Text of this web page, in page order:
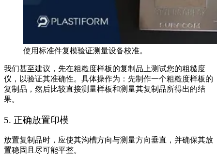
使用标准件复模验证测量设备校准。
我们甚至建议，先在粗糙度样板的复制品上测试您的粗糙度
仪，以验证其准确性。具体操作为：先制作一个粗糙度样板的
复制品，然后比较直接测量样板和测量其复制品所得出的结
果。
5. 正确放置印模
放置复制品时，应使其沟槽方向与测量方向垂直，并确保其放
置稳固且尽可能平整。